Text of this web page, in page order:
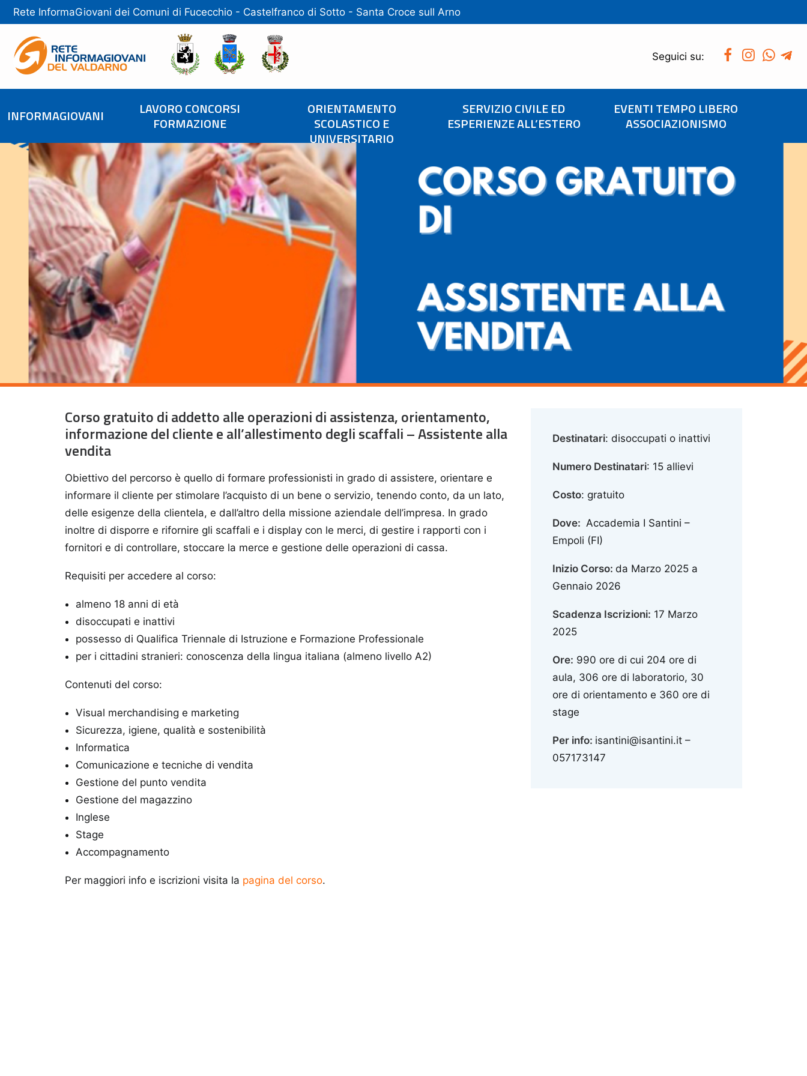
Rete InformaGiovani dei Comuni di Fucecchio - Castelfranco di Sotto - Santa Croce sull Arno
Seguici su:
INFORMAGIOVANI
LAVORO CONCORSI
FORMAZIONE
ORIENTAMENTO
SCOLASTICO E
UNIVERSITARIO
SERVIZIO CIVILE ED
ESPERIENZE ALL’ESTERO
EVENTI TEMPO LIBERO
ASSOCIAZIONISMO
Corso gratuito di addetto alle operazioni di assistenza, orientamento,
informazione del cliente e all’allestimento degli scaffali – Assistente alla
vendita
Obiettivo del percorso è quello di formare professionisti in grado di assistere, orientare e
informare il cliente per stimolare l’acquisto di un bene o servizio, tenendo conto, da un lato,
delle esigenze della clientela, e dall’altro della missione aziendale dell’impresa. In grado
inoltre di disporre e rifornire gli scaffali e i display con le merci, di gestire i rapporti con i
fornitori e di controllare, stoccare la merce e gestione delle operazioni di cassa.
Requisiti per accedere al corso:
almeno 18 anni di età
disoccupati e inattivi
possesso di Qualifica Triennale di Istruzione e Formazione Professionale
per i cittadini stranieri: conoscenza della lingua italiana (almeno livello A2)
Contenuti del corso:
Visual merchandising e marketing
Sicurezza, igiene, qualità e sostenibilità
Informatica
Comunicazione e tecniche di vendita
Gestione del punto vendita
Gestione del magazzino
Inglese
Stage
Accompagnamento
Per maggiori info e iscrizioni visita la pagina del corso.
Destinatari: disoccupati o inattivi
Numero Destinatari: 15 allievi
Costo: gratuito
Dove: Accademia I Santini –
Empoli (FI)
Inizio Corso: da Marzo 2025 a
Gennaio 2026
Scadenza Iscrizioni: 17 Marzo
2025
Ore: 990 ore di cui 204 ore di
aula, 306 ore di laboratorio, 30
ore di orientamento e 360 ore di
stage
Per info: isantini@isantini.it –
057173147